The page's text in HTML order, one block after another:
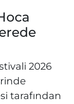
2026
tarafından